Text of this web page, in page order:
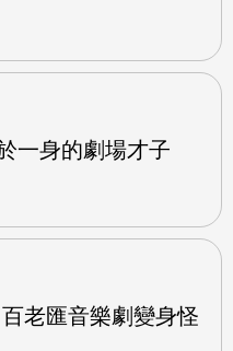
一身的劇場才子
老匯音樂劇變身怪